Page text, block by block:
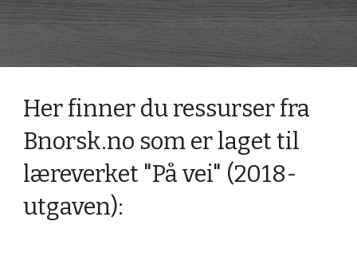
Her finner du ressurser fra
Bnorsk.no som er laget til
læreverket "På vei" (2018-
utgaven):